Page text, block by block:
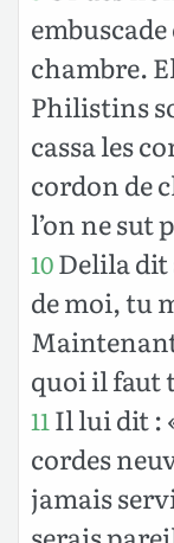
chambre.
Philistins
cassa les
cordon de
l’on ne sut
10Delila dit
de moi, tu
quoi il faut
11 Il lui dit :
cordes
jamais